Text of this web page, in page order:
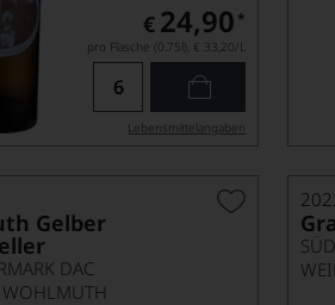
€ 24,90 *
pro Flasche (0.75l), € 33,20/L
Lebensmittel­angaben
Gelber
DAC